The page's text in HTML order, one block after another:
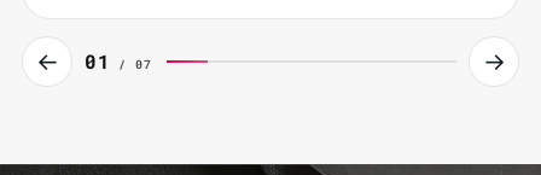
← 01 / 07 →